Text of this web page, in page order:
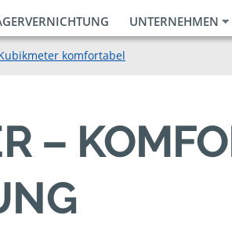
UNTERNEHMEN
komfortabel
–